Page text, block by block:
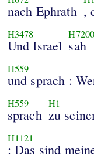
nach Ephrath ,
H3478
Und Israel
H7200
sah
H559
und sprach :
H559
sprach
H1
zu
H1121
: Das sind